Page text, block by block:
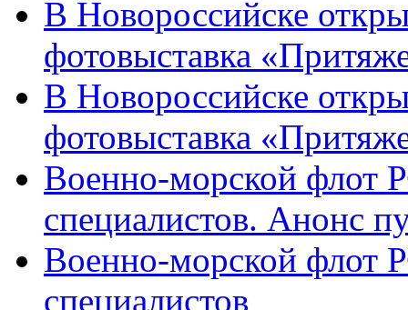
В Новороссийске
фотовыставка
В Новороссийске
фотовыставка
Военно-морской флот
специалистов. Анонс
Военно-морской флот
специалистов